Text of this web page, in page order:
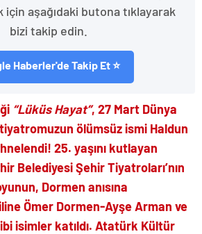
aşağıdaki butona tıklayarak
bizi takip edin.
Haberler'de Takip Et ⭐
“Lüküs Hayat”, 27 Mart Dünya
ölümsüz ismi Haldun
25. yaşını kutlayan
Belediyesi Şehir Tiyatroları’nın
Dormen anısına
Ömer Dormen-Ayşe Arman ve
isimler katıldı. Atatürk Kültür